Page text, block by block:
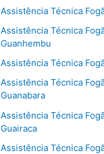
Assistência Técnica
Assistência Técnica
Guanhembu
Assistência Técnica
Assistência Técnica
Guanabara
Assistência Técnica
Guairaca
Assistência Técnica